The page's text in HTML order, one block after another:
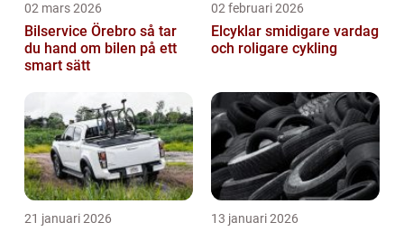
02 mars 2026
Bilservice Örebro så tar
du hand om bilen på ett
smart sätt
02 februari 2026
Elcyklar smidigare vardag
och roligare cykling
21 januari 2026 13 januari 2026